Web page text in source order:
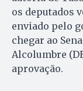
os deputados
enviado pelo
chegar ao
Alcolumbre
aprovação.